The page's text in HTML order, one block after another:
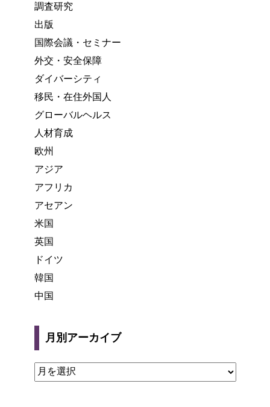
調査研究
出版
国際会議・セミナー
外交・安全保障
ダイバーシティ
移民・在住外国人
グローバルヘルス
人材育成
欧州
アジア
アフリカ
アセアン
米国
英国
ドイツ
韓国
中国
月別アーカイブ